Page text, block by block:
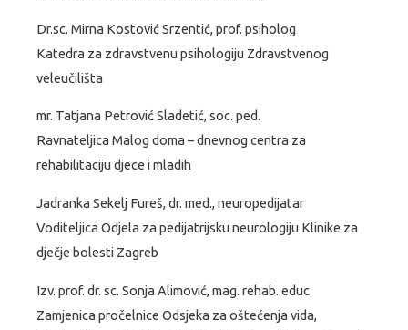
Dr.sc. Mirna Kostović Srzentić, prof. psiholog
Katedra za zdravstvenu psihologiju Zdravstvenog
veleučilišta
mr. Tatjana Petrović Sladetić, soc. ped.
Ravnateljica Malog doma – dnevnog centra za
rehabilitaciju djece i mladih
Jadranka Sekelj Fureš, dr. med., neuropedijatar
Voditeljica Odjela za pedijatrijsku neurologiju Klinike za
dječje bolesti Zagreb
Izv. prof. dr. sc. Sonja Alimović, mag. rehab. educ.
Zamjenica pročelnice Odsjeka za oštećenja vida,